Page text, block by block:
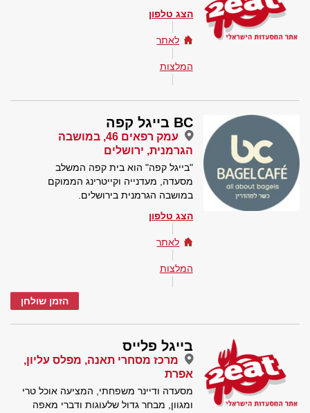
הצג טלפון
לאתר
המלצות
BC בייגל קפה
עמק רפאים 46, במושבה
הגרמנית, ירושלים
"בייגל קפה" הוא בית קפה המשלב
מסעדה, מעדנייה וקייטרינג הממוקם
במושבה הגרמנית בירושלים.
הצג טלפון
לאתר
המלצות
הזמן שולחן
בייגל פלייס
מרכז מסחרי תאנה, מפלס עליון,
אפרת
מסעדה ודיינר משפחתי, המציעה אוכל טרי
ומגוון, מבחר גדול שלעוגות ודברי מאפה